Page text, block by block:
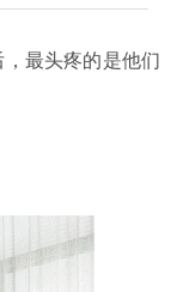
最头疼的是他们